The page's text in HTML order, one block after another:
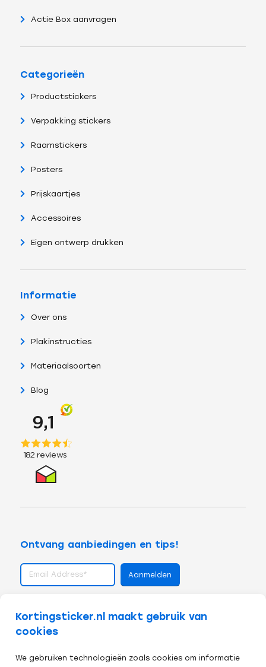
Kortingsticker.nl maakt gebruik van
cookies
We gebruiken technologieën zoals cookies om informatie
Actie Box aanvragen
Categorieën
Productstickers
Verpakking stickers
Raamstickers
Posters
Prijskaartjes
Accessoires
Eigen ontwerp drukken
Informatie
Over ons
Plakinstructies
Materiaalsoorten
Blog
Ontvang aanbiedingen en tips!